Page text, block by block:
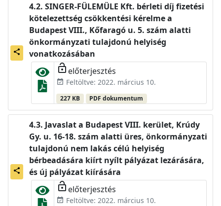
share
SINGER-FÜLEMÜLE Kft. bérleti díj fizetési
kötelezettség csökkentési kérelme a
Budapest VIII., Kőfaragó u. 5. szám alatti
önkormányzati tulajdonú helyiség
vonatkozásában
lock_open előterjesztés
event_available Feltöltve: 2022. március 10.
227 KB PDF dokumentum
share
Javaslat a Budapest VIII. kerület, Krúdy
Gy. u. 16-18. szám alatti üres, önkormányzati
tulajdonú nem lakás célú helyiség
bérbeadására kiírt nyílt pályázat lezárására,
és új pályázat kiírására
lock_open előterjesztés
event_available Feltöltve: 2022. március 10.